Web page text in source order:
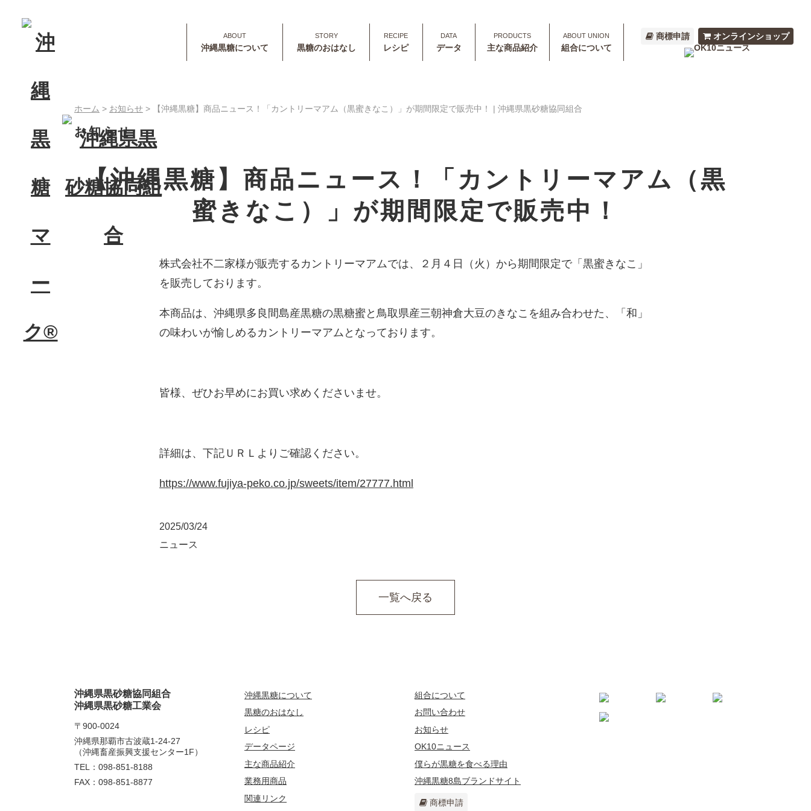
沖縄黒糖について 黒糖のおはなし レシピ データ 主な商品紹介 組合について
商標申請 オンラインショップ
ホーム > お知らせ > 【沖縄黒糖】商品ニュース！「カントリーマアム（黒蜜きなこ）」が期間限定で販売中！ | 沖縄県黒砂糖協同組合
お知らせ
【沖縄黒糖】商品ニュース！「カントリーマアム（黒
蜜きなこ）」が期間限定で販売中！
株式会社不二家様が販売するカントリーマアムでは、２月４日（火）から期間限定で「黒蜜きなこ」
を販売しております。
本商品は、沖縄県多良間島産黒糖の黒糖蜜と鳥取県産三朝神倉大豆のきなこを組み合わせた、「和」
の味わいが愉しめるカントリーマアムとなっております。
皆様、ぜひお早めにお買い求めくださいませ。
詳細は、下記ＵＲＬよりご確認ください。
https://www.fujiya-peko.co.jp/sweets/item/27777.html
2025/03/24
ニュース
一覧へ戻る
沖縄黒糖について
黒糖のおはなし
レシピ
データページ
主な商品紹介
業務用商品
関連リンク
組合について
お問い合わせ
お知らせ
OK10ニュース
僕らが黒糖を食べる理由
沖縄黒糖8島ブランドサイト
商標申請
沖縄県黒砂糖協同組合
沖縄県黒砂糖工業会
〒900-0024
沖縄県那覇市古波蔵1-24-27
（沖縄畜産振興支援センター1F）
TEL：098-851-8188
FAX：098-851-8877